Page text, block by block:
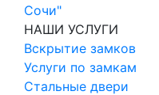
Сочи"
НАШИ УСЛУГИ
Вскрытие замков
Услуги по замкам
Стальные двери